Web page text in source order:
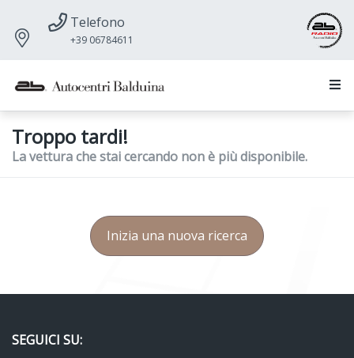
Telefono
+39 06784611
Troppo tardi!
La vettura che stai cercando non è più disponibile.
Inizia una nuova ricerca
SEGUICI SU: